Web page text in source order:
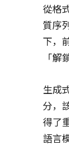
從格
質序
下，
「
生成
分，
得了
語言